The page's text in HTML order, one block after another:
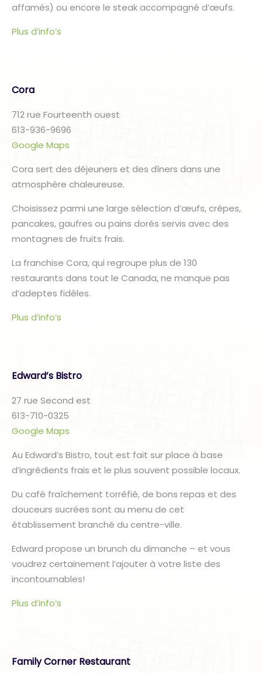
affamés) ou encore le steak accompagné d’œufs.
Plus d’info’s
Cora
712 rue Fourteenth ouest
613-936-9696
Google Maps
Cora sert des déjeuners et des dîners dans une
atmosphère chaleureuse.
Choisissez parmi une large sélection d’œufs, crêpes,
pancakes, gaufres ou pains dorés servis avec des
montagnes de fruits frais.
La franchise Cora, qui regroupe plus de 130
restaurants dans tout le Canada, ne manque pas
d’adeptes fidèles.
Plus d’info’s
Edward’s Bistro
27 rue Second est
613-710-0325
Google Maps
Au Edward’s Bistro, tout est fait sur place à base
d’ingrédients frais et le plus souvent possible locaux.
Du café fraîchement torréfié, de bons repas et des
douceurs sucrées sont au menu de cet
établissement branché du centre-ville.
Edward propose un brunch du dimanche – et vous
voudrez certainement l’ajouter à votre liste des
incontournables!
Plus d’info’s
Family Corner Restaurant